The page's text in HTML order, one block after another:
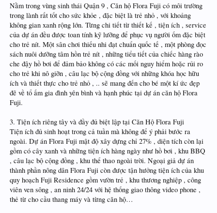
Nằm trong vùng sinh thái Quận 9 , Căn hộ Flora Fuji có môi trường
trong lành rất tốt cho sức khỏe , đặc biệt là trẻ nhỏ , với khoảng
không gian xanh rộng lớn. Từng chi tiết từ thiết kế , tiện ích , service
của dự án đều được toan tính kỹ lưỡng để phục vụ người ốm đặc biệt
cho trẻ nít. Một sân chơi thiếu nhi đạt chuẩn quốc tế , một phòng đọc
sách nuôi dưỡng tâm hồn trẻ nít , những tiểu tiết của chiếc hàng rào
che đậy hồ bơi để đảm bảo không có các mối nguy hiểm hoặc rủi ro
cho trẻ khi nô giỡn , câu lạc bộ cộng đồng với những khóa học hữu
ích và thiết thực cho trẻ nhỏ , .. sẽ mang đến cho bé một kí ức đẹp
đẽ về tổ ấm gia đình yên bình và hạnh phúc tại dự án căn hộ Flora
Fuji.
3. Tiện ích riêng tây và đầy đủ biệt lập tại Căn Hộ Flora Fuji
Tiện ích đủ sinh hoạt trong cả tuần mà không để ý phải bước ra
ngoài. Dự án Flora Fuji mật độ xây dựng chỉ 27% , diện tích còn lại
gồm có cây xanh và những tiện ích hàng ngày như hồ bơi , khu BBQ
, câu lạc bộ cộng đồng , khu thể thao ngoài trời. Ngoại giả dự án
thành phần nông dân Flora Fuji còn được tận hưởng tiện ích của khu
quy hoạch Fuji Residence gồm vườn trẻ , khu thương nghiệp , công
viên ven sông , an ninh 24/24 với hệ thống giao thông video phone ,
thẻ từ cho cầu thang máy và từng căn hộ…